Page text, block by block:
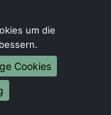
um die
Cookies